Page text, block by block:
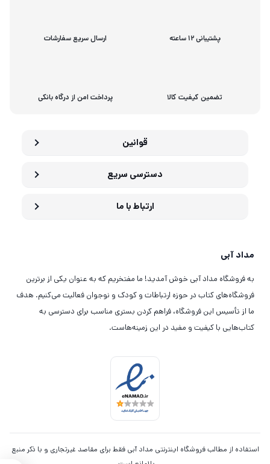
پشتیبانی 12 ساعته ارسال سریع سفارشات
تضمین کیفیت کالا پرداخت امن از درگاه بانکی
قوانین
دسترسی سریع
ارتباط با ما
مداد آبی
به فروشگاه مداد آبی خوش آمدید! ما مفتخریم که به عنوان یکی از برترین
فروشگاه‌های کتاب در حوزه ارتباطات و کودک و نوجوان فعالیت می‌کنیم. هدف
ما از تأسیس این فروشگاه، فراهم کردن بستری مناسب برای دسترسی به
کتاب‌هایی با کیفیت و مفید در این زمینه‌هاست.
استفاده از مطالب فروشگاه اینترنتی مداد آبی فقط برای مقاصد غیرتجاری و با ذکر منبع